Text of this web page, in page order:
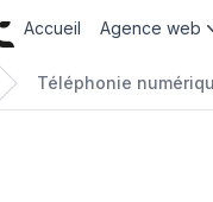
Accueil Agence web
Téléphonie